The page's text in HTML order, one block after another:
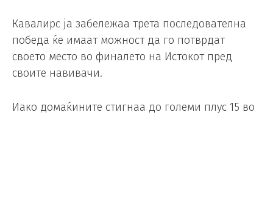
Кавалирс ја забележаа трета последователна
победа ќе имаат можност да го потврдат
своето место во финалето на Истокот пред
своите навивачи.
Иако домаќините стигнаа до големи плус 15 во